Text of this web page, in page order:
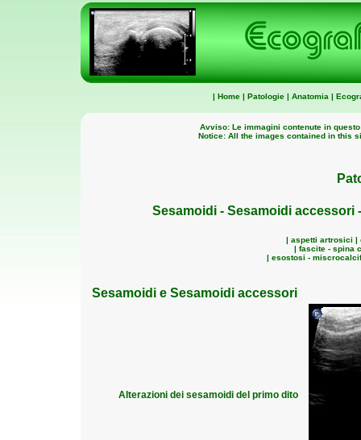
| Home | Patologie | Anatomia |
Avviso: Le immagini contenute in
Notice: All the images contained in this
Sesamoidi - Sesamoidi
| aspetti artrosici |
| fascite - spina
| esostosi -
Sesamoidi e Sesamoidi accessori
Alterazioni dei sesamoidi del primo dito